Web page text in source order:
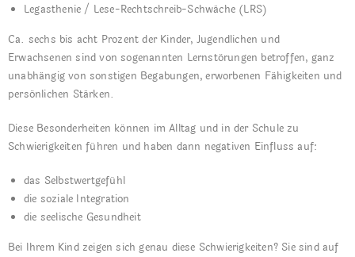
Legasthenie / Lese-Rechtschreib-Schwäche (LRS)
Ca. sechs bis acht Prozent der Kinder, Jugendlichen und
Erwachsenen sind von sogenannten Lernstörungen betroffen, ganz
unabhängig von sonstigen Begabungen, erworbenen Fähigkeiten und
persönlichen Stärken.
Diese Besonderheiten können im Alltag und in der Schule zu
Schwierigkeiten führen und haben dann negativen Einfluss auf:
das Selbstwertgefühl
die soziale Integration
die seelische Gesundheit
Bei Ihrem Kind zeigen sich genau diese Schwierigkeiten? Sie sind auf